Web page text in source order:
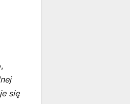
się